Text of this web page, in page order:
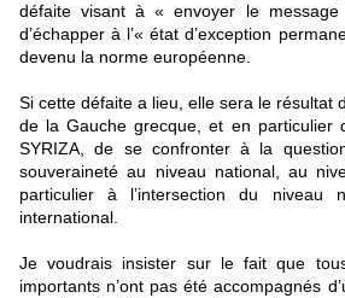
défaite visant à « envoyer le message
d’échapper à l’« état d’exception
devenu la norme européenne.
Si cette défaite a lieu, elle sera le résultat
de la Gauche grecque, et en particulier
SYRIZA, de se confronter à la
souveraineté au niveau national, au
particulier à l’intersection du niveau
international.
Je voudrais insister sur le fait que
importants n’ont pas été accompagnés